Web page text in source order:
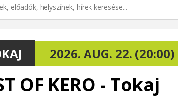
2026. AUG. 22. (20:00)
OF KERO - Tokaj